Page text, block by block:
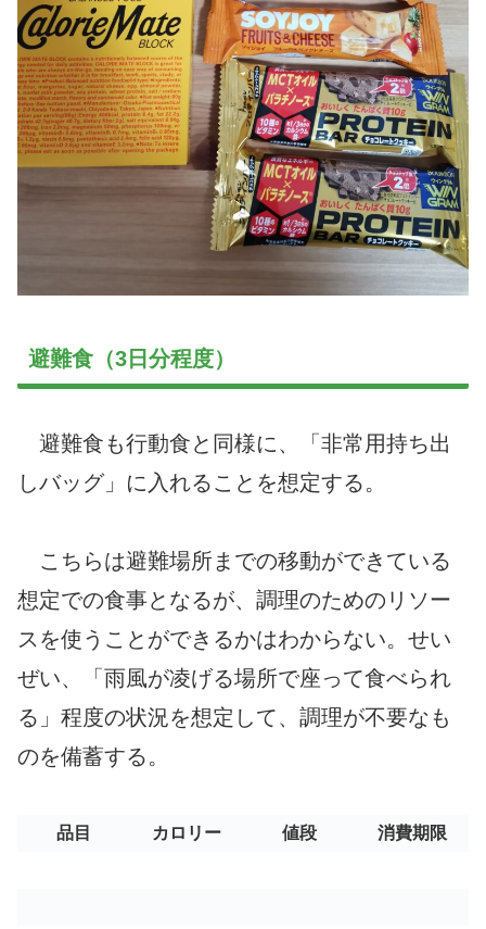
避難食（3日分程度）
避難食も行動食と同様に、「非常用持ち出
しバッグ」に入れることを想定する。
こちらは避難場所までの移動ができている
想定での食事となるが、調理のためのリソー
スを使うことができるかはわからない。せい
ぜい、「雨風が凌げる場所で座って食べられ
る」程度の状況を想定して、調理が不要なも
のを備蓄する。
品目 カロリー 値段 消費期限